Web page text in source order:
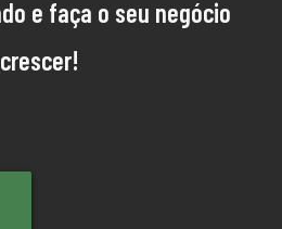
e faça o seu negócio
crescer!